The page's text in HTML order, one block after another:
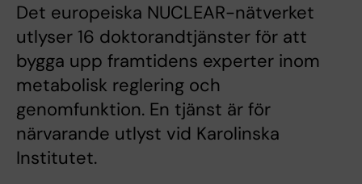
Det europeiska NUCLEAR-nätverket
utlyser 16 doktorandtjänster för att
bygga upp framtidens experter inom
metabolisk reglering och
genomfunktion. En tjänst är för
närvarande utlyst vid Karolinska
Institutet.